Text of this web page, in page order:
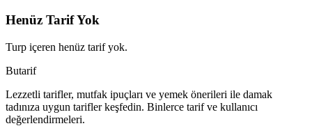
Henüz Tarif Yok
Turp içeren henüz tarif yok.
Butarif
Lezzetli tarifler, mutfak ipuçları ve yemek önerileri ile damak
tadınıza uygun tarifler keşfedin. Binlerce tarif ve kullanıcı
değerlendirmeleri.